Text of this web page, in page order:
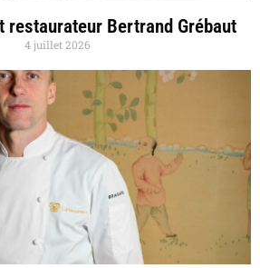
restaurateur Bertrand Grébaut
4 juillet 2026